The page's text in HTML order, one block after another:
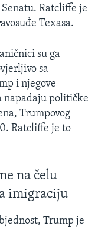
Ratcliffe je
Texasa.
su ga
sa
i njegove
napadaju političke
Trumpovog
Ratcliffe je to
na čelu
imigraciju
Trump je